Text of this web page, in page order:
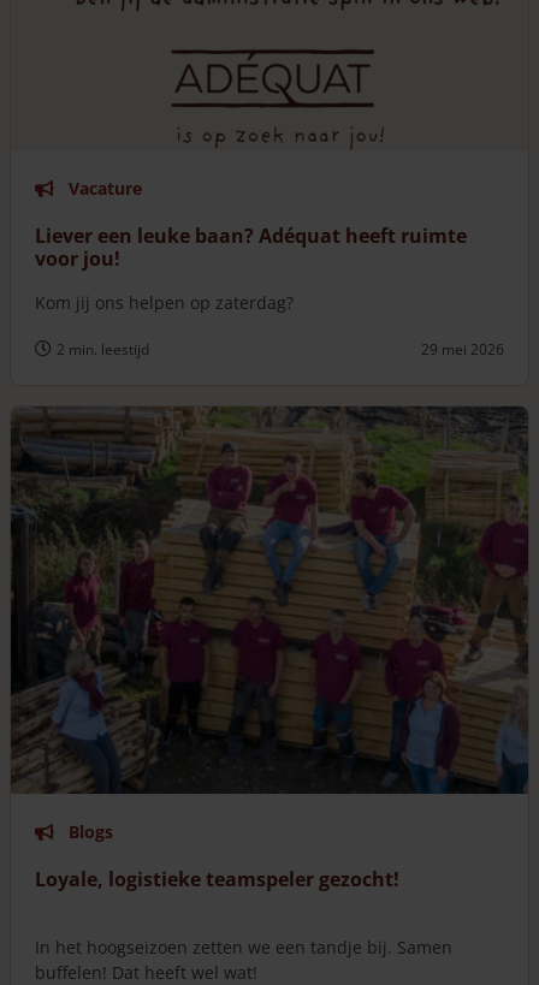
Vacature
Liever een leuke baan? Adéquat heeft ruimte
voor jou!
Kom jij ons helpen op zaterdag?
2 min. leestijd 29 mei 2026
Blogs
Loyale, logistieke teamspeler gezocht!
In het hoogseizoen zetten we een tandje bij. Samen
buffelen! Dat heeft wel wat!